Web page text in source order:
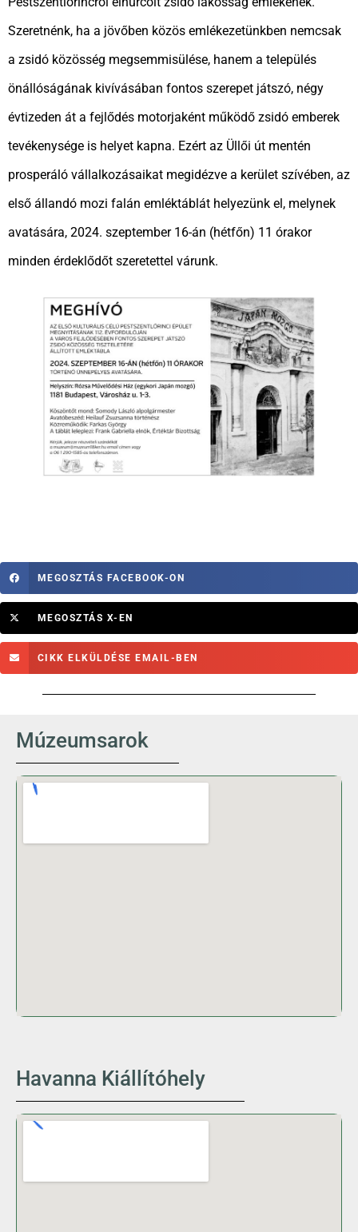
Szeretnénk, ha a jövőben közös emlékezetünkben nemcsak
a zsidó közösség megsemmisülése, hanem a település
önállóságának kivívásában fontos szerepet játszó, négy
évtizeden át a fejlődés motorjaként működő zsidó emberek
tevékenysége is helyet kapna. Ezért az Üllői út mentén
prosperáló vállalkozásaikat megidézve a kerület szívében, az
első állandó mozi falán emléktáblát helyezünk el, melynek
avatására, 2024. szeptember 16-án (hétfőn) 11 órakor
minden érdeklődőt szeretettel várunk.
MEGOSZTÁS FACEBOOK-ON
MEGOSZTÁS X-EN
CIKK ELKÜLDÉSE EMAIL-BEN
Múzeumsarok
Havanna Kiállítóhely